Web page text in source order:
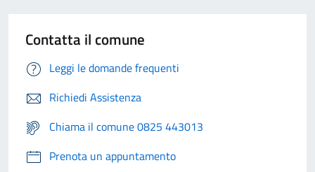
Contatta il comune
Leggi le domande frequenti
Richiedi Assistenza
Chiama il comune 0825 443013
Prenota un appuntamento